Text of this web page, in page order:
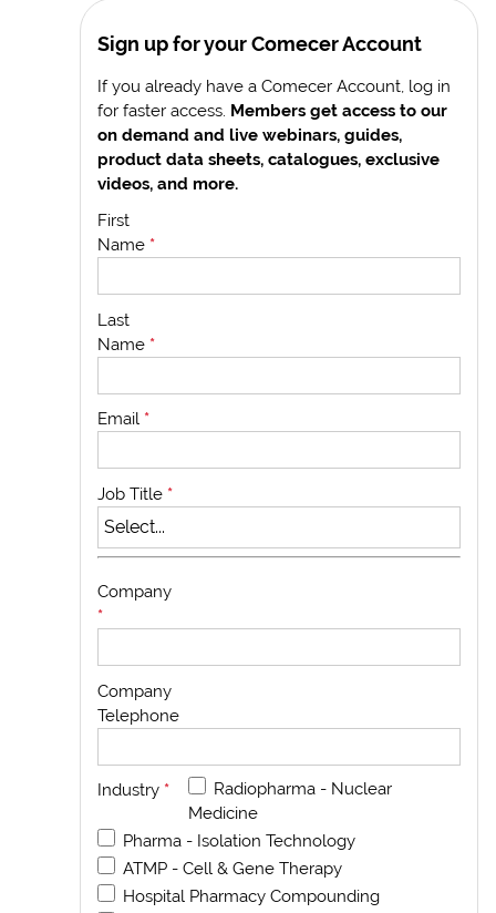
Sign up for your Comecer Account
If you already have a Comecer Account, log in
for faster access. Members get access to our
on demand and live webinars, guides,
product data sheets, catalogues, exclusive
videos, and more.
First
Name *
Last
Name *
Email *
Job Title *
Company
*
Company
Telephone
Industry *
Radiopharma - Nuclear
Medicine
Pharma - Isolation Technology
ATMP - Cell & Gene Therapy
Hospital Pharmacy Compounding